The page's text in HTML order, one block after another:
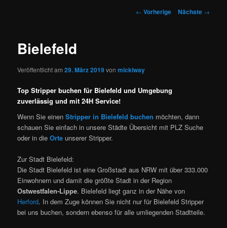
Artikelnavigation
← Vorherige Nächste →
Bielefeld
Veröffentlicht am29. März 2019vonmickiway
Top Stripper buchen für Bielefeld und Umgebung
zuverlässig und mit 24H Service!
Wenn Sie einenStripper in Bielefeld buchen möchten, dann
schauen Sie einfach in unsere Städte Übersicht mit PLZ Suche
oder in dieOrte unserer Stripper.
Zur Stadt Bielefeld:
Die Stadt Bielefeld ist eine Großstadt aus NRW mit über 333.000
Einwohnern und damit die größte Stadt in der Region
Ostwestfalen-Lippe. Bielefeld liegt ganz in der Nähe von
Herford. In dem Zuge können Sie nicht nur für Bielefeld Stripper
bei uns buchen, sondern ebenso für alle umliegenden Stadtteile.